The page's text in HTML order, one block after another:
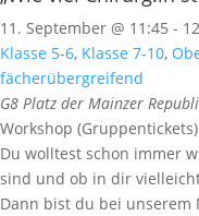
11. September @ 11:45 -
Klasse 5-6, Klasse 7-10,
fächerübergreifend
G8 Platz der Mainzer
Workshop (Gruppentickets)
Du wolltest schon immer
sind und ob in dir
Dann bist du bei unserem